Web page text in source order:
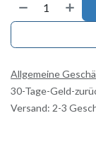
Allgemeine
30-Tage-Geld-
Versand: 2-3